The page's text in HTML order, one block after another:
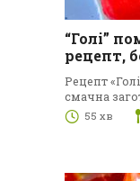
“Голі”
рецепт,
Рецепт
смачна
55 хв